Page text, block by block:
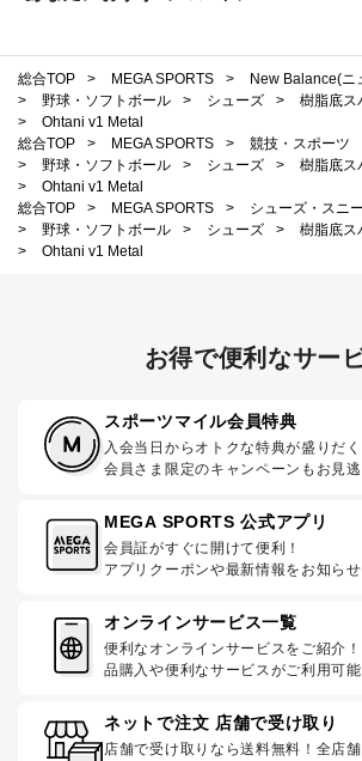
総合TOP > MEGA SPORTS >
New Balance(ニ
>
野球・ソフトボール > シューズ >
樹脂底ス
>
Ohtani v1 Metal
総合TOP
> MEGA SPORTS >
競技・スポーツ
>
野球・ソフトボール > シューズ >
樹脂底ス
>
Ohtani v1 Metal
総合TOP
> MEGA SPORTS >
シューズ・スニ
>
野球・ソフトボール > シューズ >
樹脂底ス
>
Ohtani v1 Metal
お得で便利なサー
スポーツマイル会員特典
入会当日からオトクな特典が盛りだく
会員さま限定のキャンペーンもお見逃
MEGA SPORTS 公式アプリ
会員証がすぐに開けて便利！
アプリクーポンや最新情報をお知らせ
オンラインサービス一覧
便利なオンラインサービスをご紹介
品購入や便利なサービスがご利用可能
ネットで注文 店舗で受け取り
店舗で受け取りなら送料無料！全店